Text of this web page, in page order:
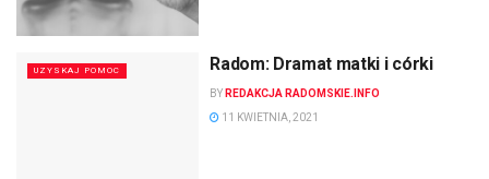
UZYSKAJ POMOC Radom: Dramat matki i córki
BY REDAKCJA RADOMSKIE.INFO
11 KWIETNIA, 2021